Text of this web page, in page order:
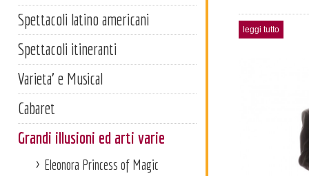
Spettacoli latino americani
Spettacoli itineranti
Varieta' e Musical
Cabaret
Grandi illusioni ed arti varie
Eleonora Princess of Magic
leggi tutto